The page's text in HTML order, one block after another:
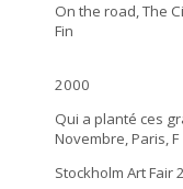
On the road, The
Fin
2000
Qui a planté ces
Novembre, Paris, F
Stockholm Art Fair